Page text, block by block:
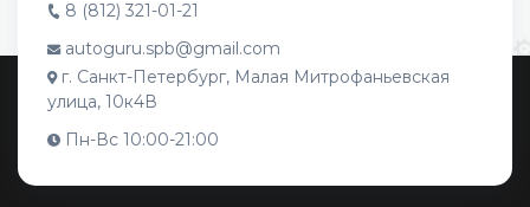
8 (812) 321-01-21
autoguru.spb@gmail.com
г. Санкт-Петербург, Малая Митрофаньевская
улица, 10к4В
Пн-Вс 10:00-21:00